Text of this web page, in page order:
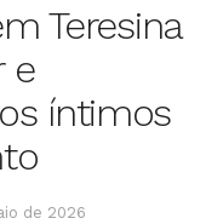
Teresina
e
íntimos
de 2026